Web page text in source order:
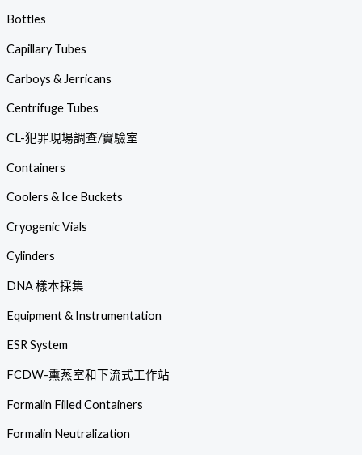
Bottles
Capillary Tubes
Carboys & Jerricans
Centrifuge Tubes
CL-犯罪現場調查/實驗室
Containers
Coolers & Ice Buckets
Cryogenic Vials
Cylinders
DNA 樣本採集
Equipment & Instrumentation
ESR System
FCDW-熏蒸室和下流式工作站
Formalin Filled Containers
Formalin Neutralization